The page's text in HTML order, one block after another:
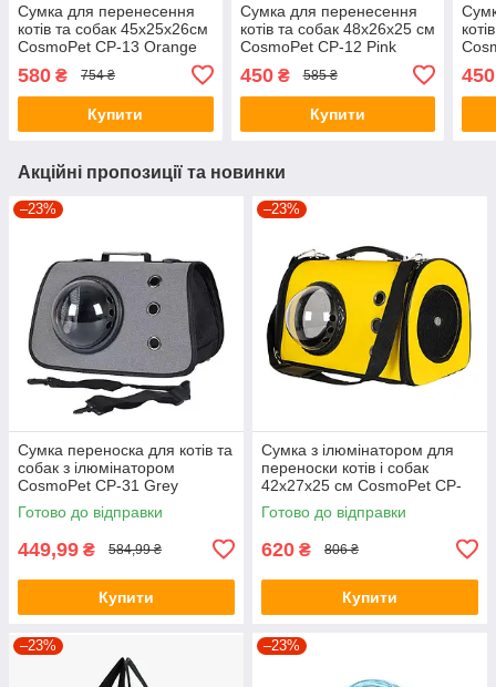
Сумка для перенесення
котів та собак 45x25x26см
CosmoPet CP-13 Orange
580 ₴ 754 ₴
Купити
Сумка для перенесення
котів та собак 48x26x25 см
CosmoPet CP-12 Pink
450₴ 585 ₴
Купити
450
Акційні пропозиції та новинки
–23%
Сумка переноска для котів та
собак з ілюмінатором
CosmoPet CP-31 Grey
Готово до відправки
449,99 ₴ 584,99 ₴
Купити
–23%
Сумка з ілюмінатором для
переноски котів і собак
42x27x25 см CosmoPet CP-
19 Yellow (штучна шкіра)
Готово до відправки
620 ₴ 806 ₴
Купити
–23% –23%